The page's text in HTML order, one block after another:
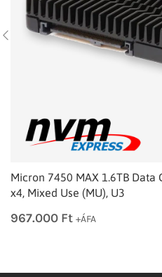
Micron 7450 MAX 1.6TB Data
x4, Mixed Use (MU), U3
967.000 Ft +ÁFA